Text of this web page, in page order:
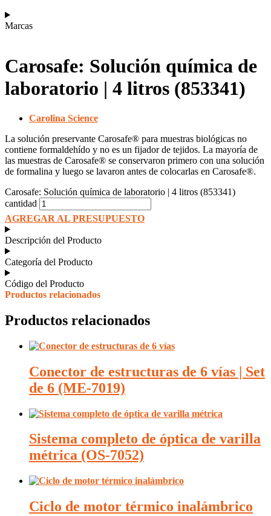
Marcas
Carosafe: Solución química de
laboratorio | 4 litros (853341)
Carolina Science
La solución preservante Carosafe® para muestras biológicas no
contiene formaldehído y no es un fijador de tejidos. La mayoría de
las muestras de Carosafe® se conservaron primero con una solución
de formalina y luego se lavaron antes de colocarlas en Carosafe®.
Carosafe: Solución química de laboratorio | 4 litros (853341)
cantidad
AGREGAR AL PRESUPUESTO
Descripción del Producto
Categoría del Producto
Código del Producto
Productos relacionados
Productos relacionados
Conector de estructuras de 6 vías | Set
de 6 (ME-7019)
Sistema completo de óptica de varilla
métrica (OS-7052)
Ciclo de motor térmico inalámbrico